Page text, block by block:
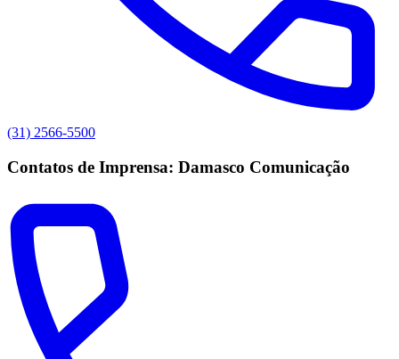
(31) 2566-5500
Contatos de Imprensa: Damasco Comunicação